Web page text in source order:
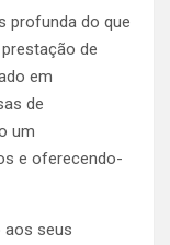
profunda do que
de
em
de
um
e oferecendo-
aos seus